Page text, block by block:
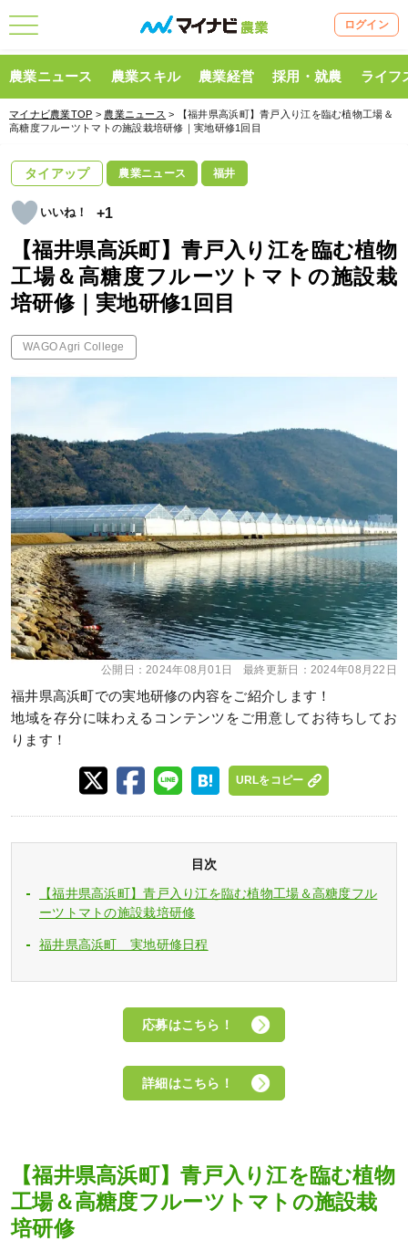
ログイン
農業ニュース 農業スキル 農業経営 採用・就農 ライフ
マイナビ農業TOP > 農業ニュース > 【福井県高浜町】青戸入り江を臨む植物工場＆
高糖度フルーツトマトの施設栽培研修｜実地研修1回目
タイアップ 農業ニュース 福井
+1
【福井県高浜町】青戸入り江を臨む植物
工場＆高糖度フルーツトマトの施設栽
培研修｜実地研修1回目
WAGO Agri College
公開日：2024年08月01日 最終更新日： 2024年08月22日
福井県高浜町での実地研修の内容をご紹介します！
地域を存分に味わえるコンテンツをご用意してお待ちしてお
ります！
URLをコピー
目次
【福井県高浜町】青戸入り江を臨む植物工場＆高糖度フル
ーツトマトの施設栽培研修
福井県高浜町 実地研修日程
応募はこちら！
詳細はこちら！
【福井県高浜町】青戸入り江を臨む植物
工場＆高糖度フルーツトマトの施設栽
培研修